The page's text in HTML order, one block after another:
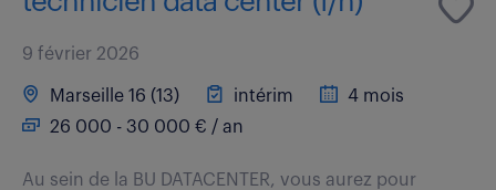
9 février 2026
Marseille 16 (13) intérim
4 mois
26 000 - 30 000 € / an
Au sein de la BU DATACENTER, vous aurez pour